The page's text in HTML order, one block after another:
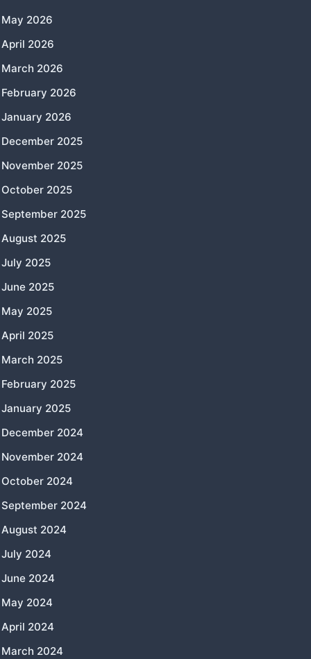
May 2026
April 2026
March 2026
February 2026
January 2026
December 2025
November 2025
October 2025
September 2025
August 2025
July 2025
June 2025
May 2025
April 2025
March 2025
February 2025
January 2025
December 2024
November 2024
October 2024
September 2024
August 2024
July 2024
June 2024
May 2024
April 2024
March 2024